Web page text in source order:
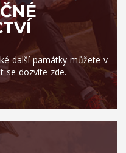
další památky můžete v
se dozvíte zde.